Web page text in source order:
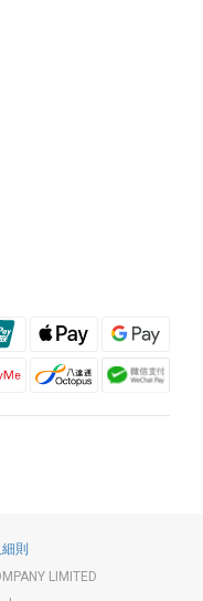
則
LIMITED